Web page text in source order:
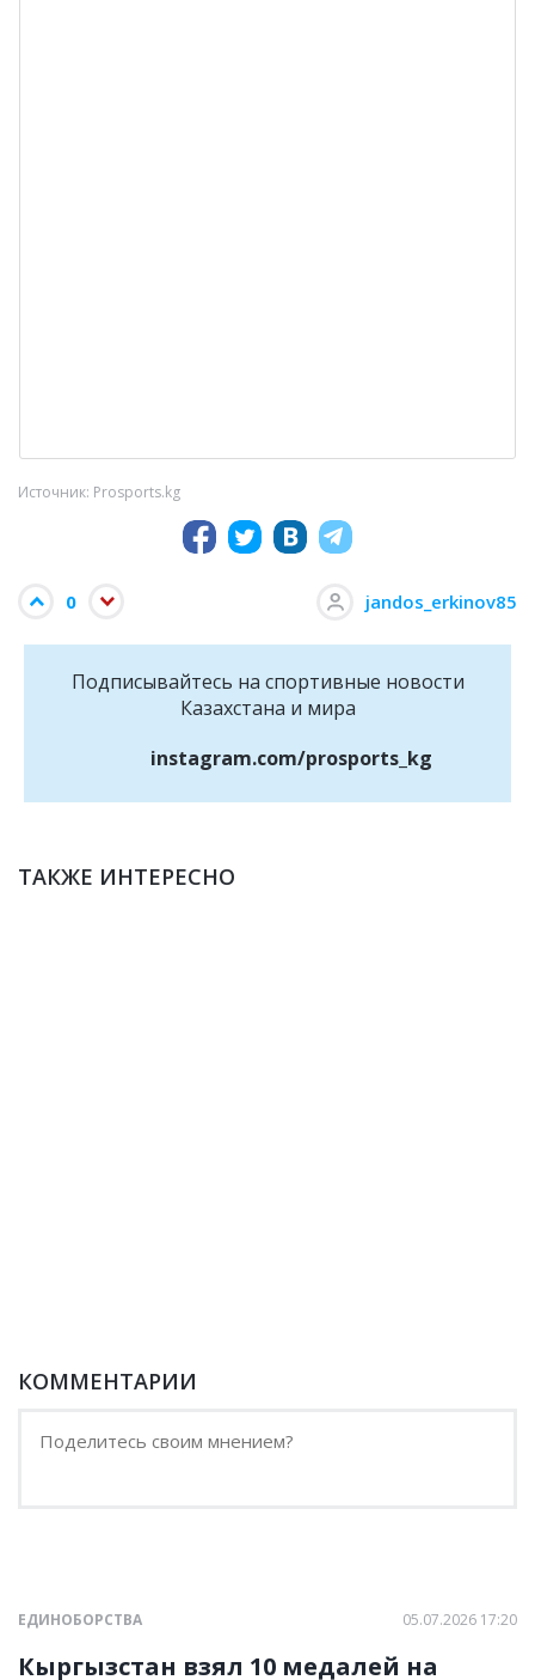
Источник: Prosports.kg
0 jandos_erkinov85
Подписывайтесь на cпортивные новости
Казахстана и мира
instagram.com/prosports_kg
ТАКЖЕ ИНТЕРЕСНО
КОММЕНТАРИИ
ЕДИНОБОРСТВА 05.07.2026 17:20
Кыргызстан взял 10 медалей на